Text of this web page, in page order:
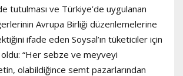
tutulması ve Türkiye’de uygulanan
Avrupa Birliği düzenlemelerine
ifade eden Soysal’ın tüketiciler için
“Her sebze ve meyveyi
olabildiğince semt pazarlarından